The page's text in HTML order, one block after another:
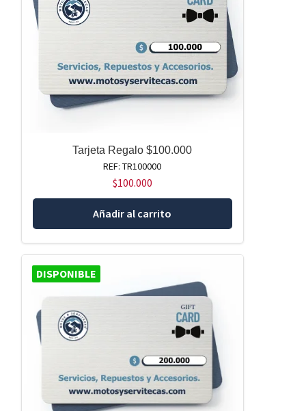
Tarjeta Regalo $100.000
REF: TR100000
$100.000
Añadir al carrito
DISPONIBLE